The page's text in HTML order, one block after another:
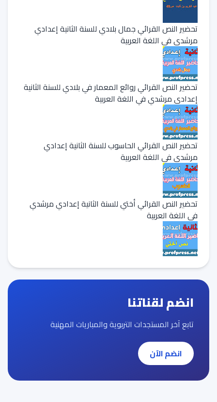
تحضير النص القرائي جمال بلادي للسنة الثانية إعدادي
مرشدي في اللغة العربية
تحضير النص القرائي روائع المعمار في بلادي للسنة الثانية
إعدادي مرشدي في اللغة العربية
تحضير النص القرائي الحاسوب للسنة الثانية إعدادي
مرشدي في اللغة العربية
تحضير النص القرائي أختي للسنة الثانية إعدادي مرشدي
في اللغة العربية
انضم لقناتنا
تابع آخر المستجدات التربوية والمباريات المهنية
انضم الآن